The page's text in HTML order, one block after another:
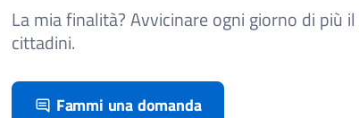
La mia finalità? Avvicinare ogni giorno di più il
cittadini.
Fammi una domanda